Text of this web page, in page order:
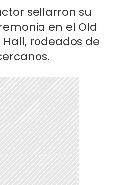
sellarron su
en el Old
rodeados de